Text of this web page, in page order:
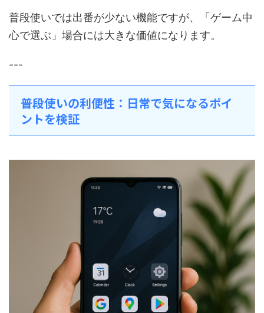
普段使いでは出番が少ない機能ですが、「ゲーム中
心で選ぶ」場合には大きな価値になります。
---
普段使いの利便性：日常で気になるポイ
ントを検証